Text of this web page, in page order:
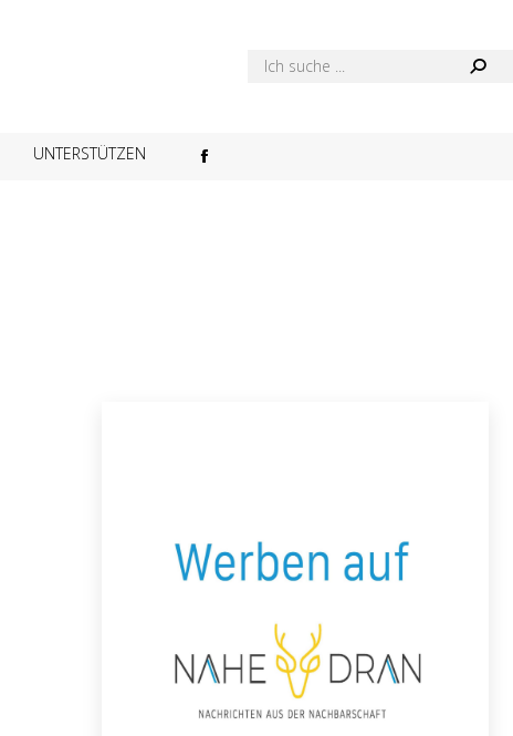
UNTERSTÜTZEN